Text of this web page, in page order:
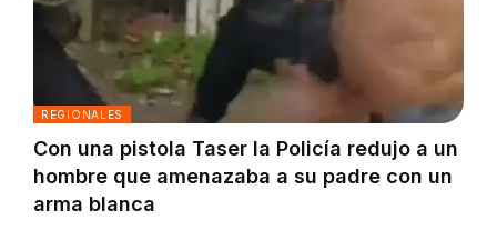
REGIONALES
Con una pistola Taser la Policía redujo a un
hombre que amenazaba a su padre con un
arma blanca